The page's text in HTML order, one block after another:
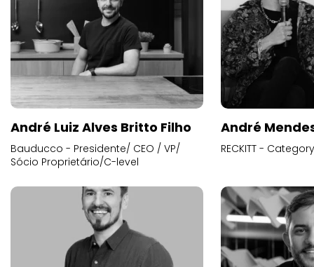
André Luiz Alves Britto Filho
Bauducco - Presidente/ CEO / VP/
Sócio Proprietário/C-level
André
RECKITT -